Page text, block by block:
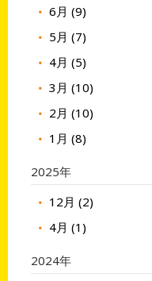
6月 (9)
5月 (7)
4月 (5)
3月 (10)
2月 (10)
1月 (8)
2025年
12月 (2)
4月 (1)
2024年